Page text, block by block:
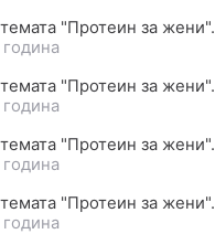
"Протеин за жени".
"Протеин за жени".
"Протеин за жени".
"Протеин за жени".